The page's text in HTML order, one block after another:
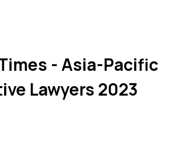
- Asia-Pacific
Lawyers 2023